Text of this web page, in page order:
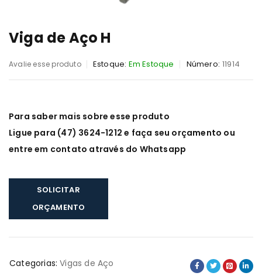
Viga de Aço H
Avalie esse produto Estoque: Em Estoque Número: 11914
Para saber mais sobre esse produto
Ligue para (47) 3624-1212 e faça seu orçamento ou
entre em contato através do Whatsapp
SOLICITAR
ORÇAMENTO
Categorias: Vigas de Aço